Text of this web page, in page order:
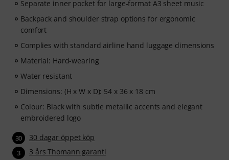
Separate inner pocket for large-format A3 sheet music
Backpack and shoulder strap options for ergonomic
comfort
Complies with standard airline hand luggage dimensions
Material: Hard-wearing
Water resistant
Dimensions: (H x W x D): 54 x 36 x 18 cm
Colour: Black with subtle metallic accents and elegant
embroidered logo
30 30 dagar öppet köp
3 3 års Thomann garanti